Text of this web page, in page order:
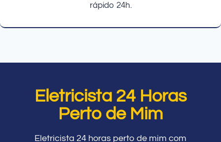
rápido 24h.
Eletricista 24 Horas
Perto de Mim
Eletricista 24 horas perto de mim com